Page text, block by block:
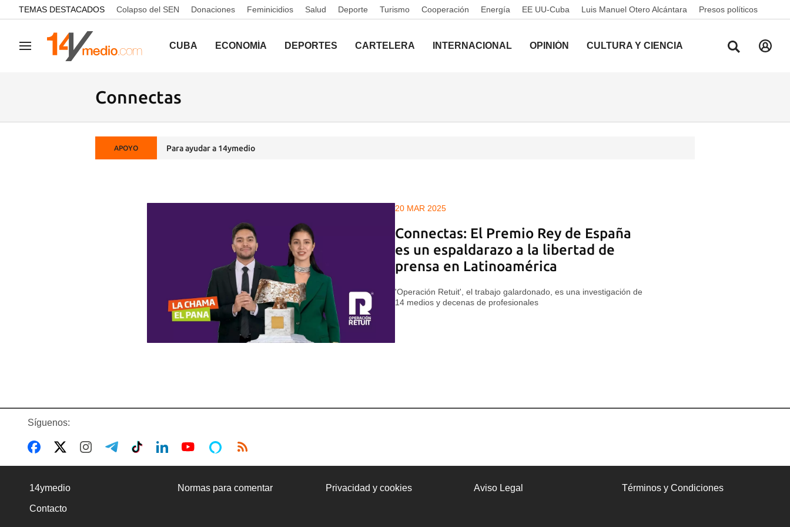
common.go-to-content
TEMAS DESTACADOS Colapso del SEN Donaciones Feminicidios Salud Deporte Turismo Cooperación Energía EE UU-Cuba Luis Manuel Otero Alcántara Presos políticos
Navegación CUBA ECONOMÍA DEPORTES CARTELERA INTERNACIONAL OPINIÓN CULTURA Y CIENCIA
Connectas
APOYO Para ayudar a 14ymedio
20 MAR 2025
Connectas: El Premio Rey de España
es un espaldarazo a la libertad de
prensa en Latinoamérica
'Operación Retuit', el trabajo galardonado, es una investigación de
14 medios y decenas de profesionales
Síguenos:
14ymedio Normas para comentar Privacidad y cookies Aviso Legal Términos y Condiciones
Contacto